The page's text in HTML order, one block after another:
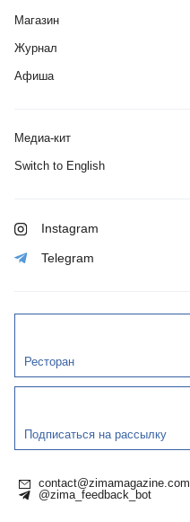
Магазин
Журнал
Афиша
Медиа-кит
Switch to English
Instagram
Telegram
Ресторан
Подписаться на рассылку
contact@zimamagazine.com
@zima_feedback_bot